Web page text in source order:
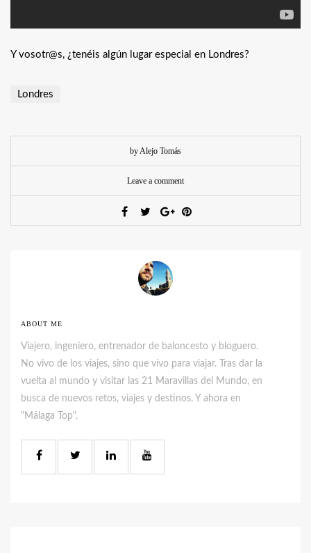
Y vosotr@s, ¿tenéis algún lugar especial en Londres?
Londres
by Alejo Tomás
Leave a comment
ABOUT ME
Viajero, ingeniero, entrenador de baloncesto y bloguero.
No vivo de los viajes, sino que vivo para viajar. Tras dar la
vuelta al mundo y visitar las 21 Maravillas del Mundo, en
busca de nuevos retos, viajes y destinos. Y ahora en
"Málaga Top".